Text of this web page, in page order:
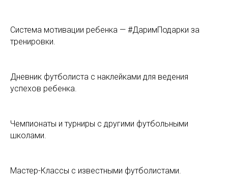
Система мотивации ребенка — #ДаримПодарки за
тренировки.
Дневник футболиста с наклейками для ведения
успехов ребенка.
Чемпионаты и турниры с другими футбольными
школами.
Мастер-Классы с известными футболистами.